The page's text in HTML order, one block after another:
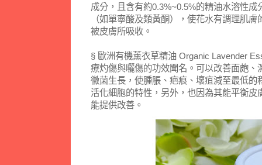
成分，且含有約0.3%~0.5%的精油水溶性
（如單寧酸及類黃酮），使花水有調理肌
被皮膚所吸收。
§ 歐洲有機薰衣草精油 Organic Lavender
療灼傷與曬傷的功效聞名。可以改善面皰
黴菌生長，使腫脹、疤痕、壞疽減至最低
活化細胞的特性，另外，也因為其能平衡
能提供改善。